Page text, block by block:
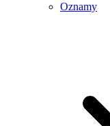
Oznamy